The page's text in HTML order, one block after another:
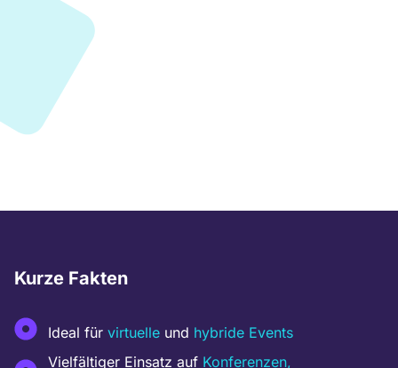
Kurze Fakten
Ideal für virtuelleund hybride Events
Vielfältiger Einsatz auf Konferenzen,